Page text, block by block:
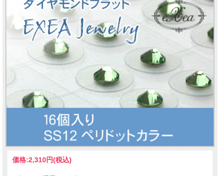
価格:2,310円(税込)